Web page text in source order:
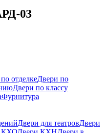
03
отделкеДвери по
Двери по классу
Фурнитура
Двери для театровДвери